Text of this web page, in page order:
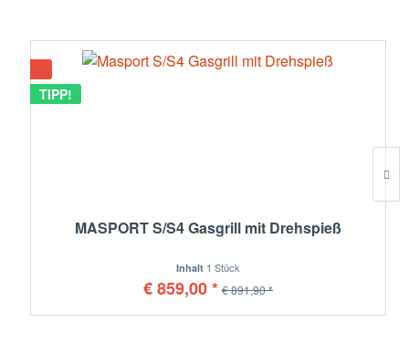
TIPP!
MASPORT S/S4 Gasgrill mit Drehspieß
Inhalt 1 Stück
€ 859,00 * € 891,90 *